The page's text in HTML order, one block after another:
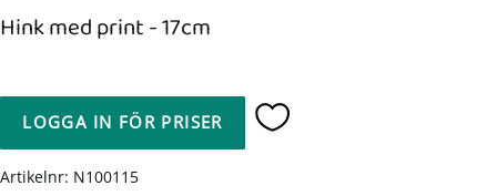
Hink med print - 17cm
LOGGA IN FÖR PRISER Lägg till i favoriter
Artikelnr N100115